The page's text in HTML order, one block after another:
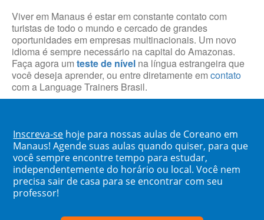
Viver em Manaus é estar em constante contato com
turistas de todo o mundo e cercado de grandes
oportunidades em empresas multinacionais. Um novo
idioma é sempre necessário na capital do Amazonas.
Faça agora um teste de nível na língua estrangeira que
você deseja aprender, ou entre diretamente em contato
com a Language Trainers Brasil.
Inscreva-se hoje para nossas aulas de Coreano em
Manaus! Agende suas aulas quando quiser, para que
você sempre encontre tempo para estudar,
independentemente do horário ou local. Você nem
precisa sair de casa para se encontrar com seu
professor!